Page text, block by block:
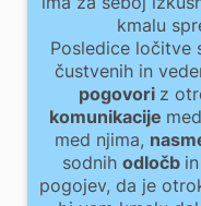
kmalu
Posledice ločitve
čustvenih in
pogovori z
komunikacije
med njima,
sodnih odločb
pogojev, da je